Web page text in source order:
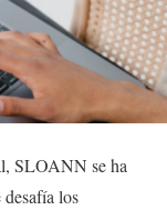
SLOANN se ha
desafía los